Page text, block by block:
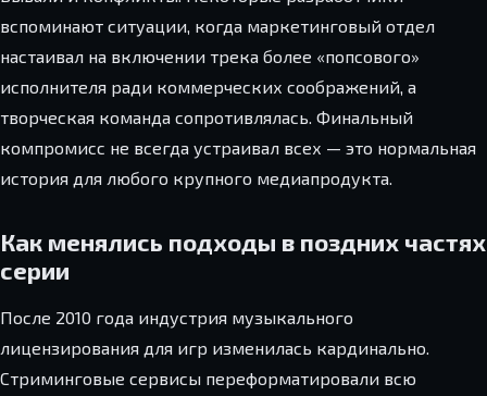
вспоминают ситуации, когда маркетинговый отдел
настаивал на включении трека более «попсового»
исполнителя ради коммерческих соображений, а
творческая команда сопротивлялась. Финальный
компромисс не всегда устраивал всех — это нормальная
история для любого крупного медиапродукта.
Как менялись подходы в поздних частях
серии
После 2010 года индустрия музыкального
лицензирования для игр изменилась кардинально.
Стриминговые сервисы переформатировали всю